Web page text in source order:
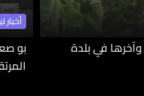
وآخرها في بلدة
أخبار
بو